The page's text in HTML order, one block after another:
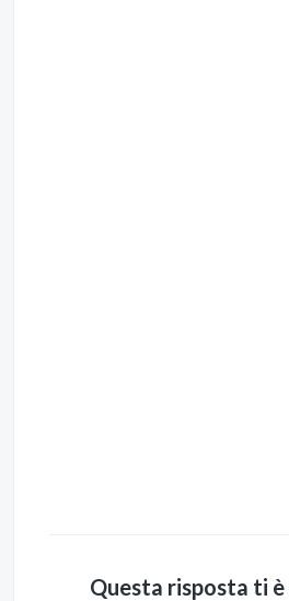
Questa risposta ti